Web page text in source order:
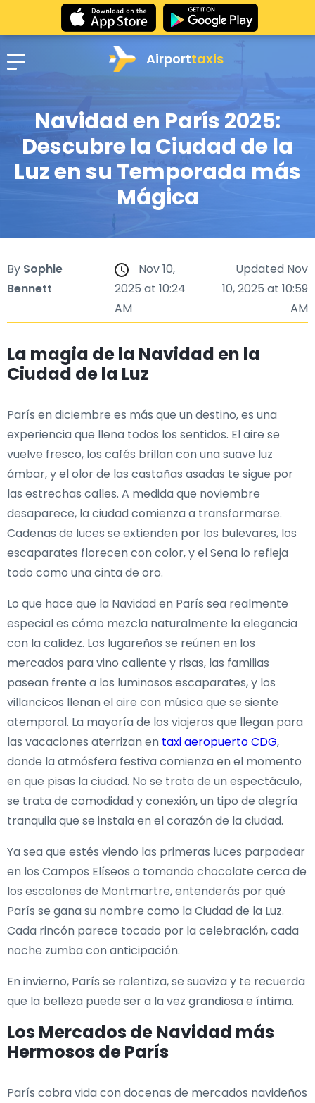
Airporttaxis
Navidad en París 2025:
Descubre la Ciudad de la
Luz en su Temporada más
Mágica
By Sophie
Bennett
Nov 10,
2025 at 10:24
AM
Updated Nov
10, 2025 at 10:59
AM
La magia de la Navidad en la
Ciudad de la Luz
París en diciembre es más que un destino, es una
experiencia que llena todos los sentidos. El aire se
vuelve fresco, los cafés brillan con una suave luz
ámbar, y el olor de las castañas asadas te sigue por
las estrechas calles. A medida que noviembre
desaparece, la ciudad comienza a transformarse.
Cadenas de luces se extienden por los bulevares, los
escaparates florecen con color, y el Sena lo refleja
todo como una cinta de oro.
Lo que hace que la Navidad en París sea realmente
especial es cómo mezcla naturalmente la elegancia
con la calidez. Los lugareños se reúnen en los
mercados para vino caliente y risas, las familias
pasean frente a los luminosos escaparates, y los
villancicos llenan el aire con música que se siente
atemporal. La mayoría de los viajeros que llegan para
las vacaciones aterrizan en taxi aeropuerto CDG,
donde la atmósfera festiva comienza en el momento
en que pisas la ciudad. No se trata de un espectáculo,
se trata de comodidad y conexión, un tipo de alegría
tranquila que se instala en el corazón de la ciudad.
Ya sea que estés viendo las primeras luces parpadear
en los Campos Elíseos o tomando chocolate cerca de
los escalones de Montmartre, entenderás por qué
París se gana su nombre como la Ciudad de la Luz.
Cada rincón parece tocado por la celebración, cada
noche zumba con anticipación.
En invierno, París se ralentiza, se suaviza y te recuerda
que la belleza puede ser a la vez grandiosa e íntima.
Los Mercados de Navidad más
Hermosos de París
París cobra vida con docenas de mercados navideños